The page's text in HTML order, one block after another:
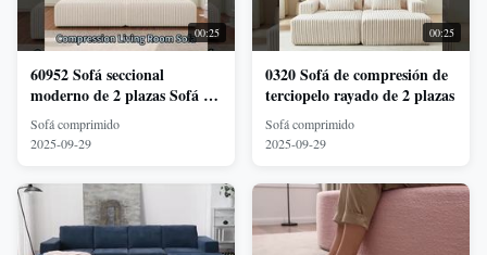
00:25
60952 Sofá seccional
moderno de 2 plazas Sofá de
terciopelo rayado con 2
otomanos
Sofá comprimido
2025-09-29
00:25
0320 Sofá de compresión de
terciopelo rayado de 2 plazas
Sofá comprimido
2025-09-29